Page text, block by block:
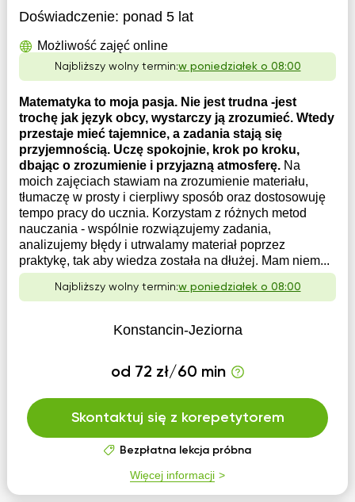
Doświadczenie: ponad 5 lat
Możliwość zajęć online
Najbliższy wolny termin:w poniedziałek o 08:00
Matematyka to moja pasja. Nie jest trudna -jest
trochę jak język obcy, wystarczy ją zrozumieć. Wtedy
przestaje mieć tajemnice, a zadania stają się
przyjemnością. Uczę spokojnie, krok po kroku,
dbając o zrozumienie i przyjazną atmosferę. Na
moich zajęciach stawiam na zrozumienie materiału,
tłumaczę w prosty i cierpliwy sposób oraz dostosowuję
tempo pracy do ucznia. Korzystam z różnych metod
nauczania - wspólnie rozwiązujemy zadania,
analizujemy błędy i utrwalamy materiał poprzez
praktykę, tak aby wiedza została na dłużej. Mam niem...
Najbliższy wolny termin:w poniedziałek o 08:00
Konstancin-Jeziorna
od 72 zł/60 min
Skontaktuj się z korepetytorem
Bezpłatna lekcja próbna
Więcej informacji